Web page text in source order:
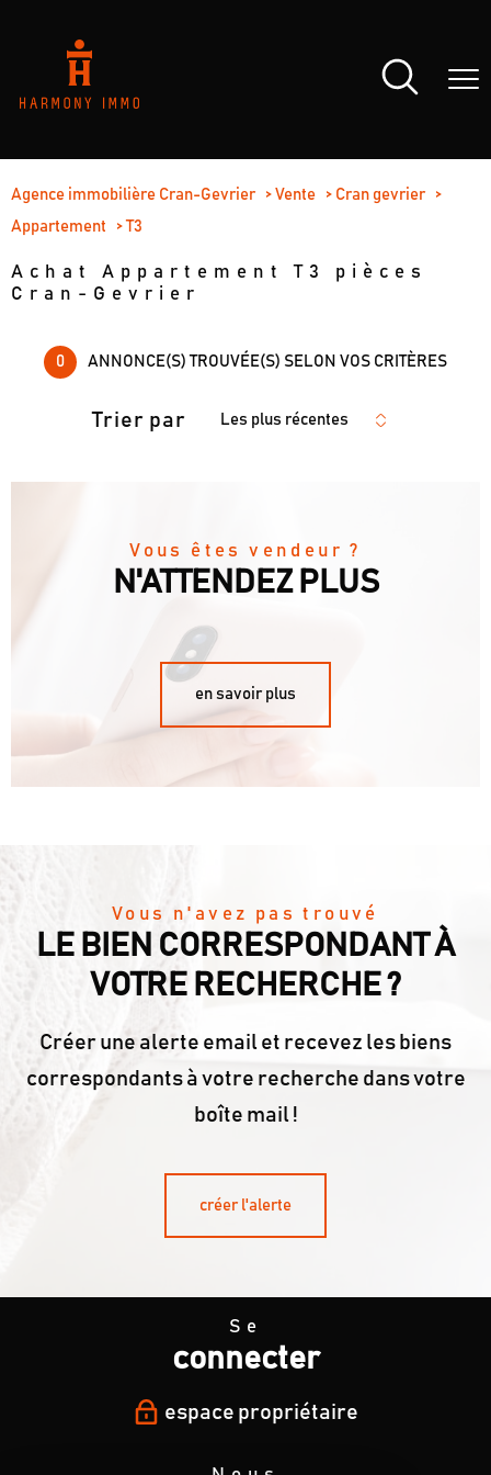
Agence immobilière Cran-Gevrier Vente
Cran gevrier
Appartement
T3
Achat Appartement T3 pièces
Cran-Gevrier
0 ANNONCE(S) TROUVÉE(S) SELON VOS CRITÈRES
Trier par Les plus récentes
Vous êtes vendeur ?
N'ATTENDEZ PLUS
en savoir plus
Vous n'avez pas trouvé
LE BIEN CORRESPONDANT À
VOTRE RECHERCHE ?
Créer une alerte email et recevez les biens
correspondants à votre recherche dans votre
boîte mail !
créer l'alerte
Se
connecter
espace propriétaire